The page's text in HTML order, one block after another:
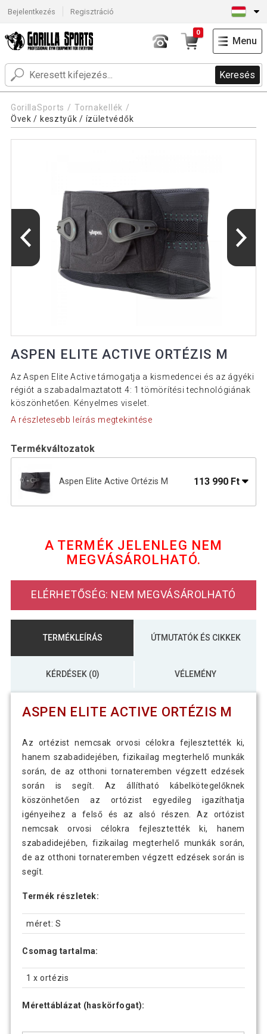
Bejelentkezés Regisztráció
Keresés
0
Menu
GorillaSports
Tornakellék
Övek / kesztyűk / ízületvédők
ASPEN ELITE ACTIVE ORTÉZIS M
Az Aspen Elite Active támogatja a kismedencei és az ágyéki
régiót a szabadalmaztatott 4: 1 tömörítési technológiának
köszönhetően. Kényelmes viselet.
A részletesebb leírás megtekintése
Termékváltozatok
Aspen Elite Active Ortézis M 113 990 Ft
A TERMÉK JELENLEG NEM
MEGVÁSÁROLHATÓ.
ELÉRHETŐSÉG: NEM MEGVÁSÁROLHATÓ
TERMÉKLEÍRÁS ÚTMUTATÓK ÉS CIKKEK
KÉRDÉSEK (0) VÉLEMÉNY
ASPEN ELITE ACTIVE ORTÉZIS M
Az ortézist nemcsak orvosi célokra fejlesztették ki,
hanem szabadidejében, fizikailag megterhelő munkák
során, de az otthoni tornateremben végzett edzések
során is segít. Az állítható kábelkötegelőknek
köszönhetően az ortózist egyedileg igazíthatja
igényeihez a felső és az alsó részen. Az ortózist
nemcsak orvosi célokra fejlesztették ki, hanem
szabadidejében, fizikailag megterhelő munkák során,
de az otthoni tornateremben végzett edzések során is
segít.
Termék részletek:
méret: S
Csomag tartalma:
1 x ortézis
Mérettáblázat (haskörfogat):